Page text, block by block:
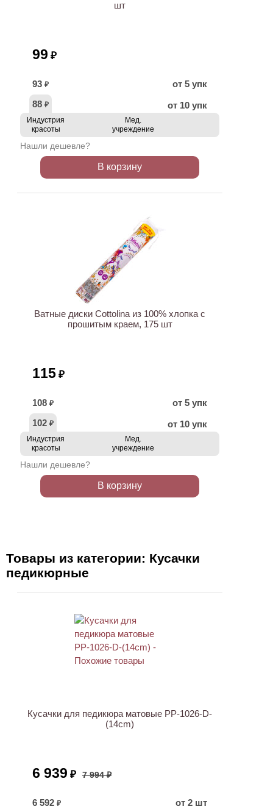
шт
99 ₽
93 ₽
от 5 упк
88 ₽ от 10 упк
Индустрия
красоты
Мед.
учреждение
Нашли дешевле?
В корзину
Ватные диски Cottolina из 100% хлопка с
прошитым краем, 175 шт
115 ₽
108 ₽
от 5 упк
102 ₽ от 10 упк
Индустрия
красоты
Мед.
учреждение
Нашли дешевле?
В корзину
Товары из категории: Кусачки
педикюрные
Кусачки для педикюра матовые PP-1026-D-
(14cm)
6 939 ₽ 7 994 ₽
6 592 ₽
от 2 шт